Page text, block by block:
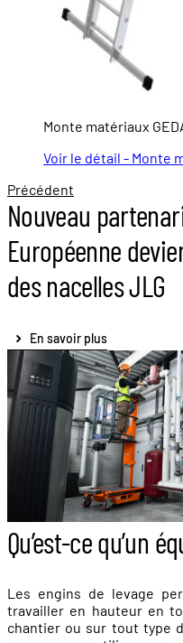
Monte matériaux
Voir le détail - Monte
Précédent
Nouveau
Européenne
des nacelles JLG
En savoir plus
Qu’est-ce qu’un
Les engins de levage
travailler en hauteur en
chantier ou sur tout type